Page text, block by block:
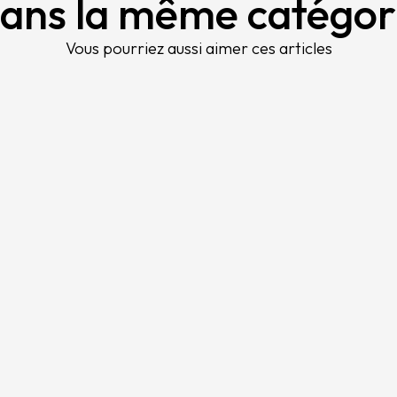
la même
Vous pourriez aussi aimer ces articles